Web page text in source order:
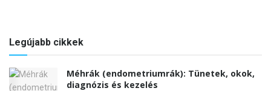
Legújabb cikkek
Méhrák (endometriumrák): Tünetek, okok,
diagnózis és kezelés